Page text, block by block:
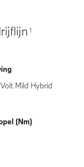
1
Mild Hybrid
(Nm)